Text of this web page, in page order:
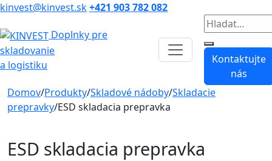
kinvest@kinvest.sk+421 903 782 082
Doplnky pre
skladovanie
a logistiku
Vyhladavanie
Kontaktujte
nás
Domov/Produkty/Skladové nádoby/Skladacie
prepravky/ESD skladacia prepravka
ESD skladacia prepravka